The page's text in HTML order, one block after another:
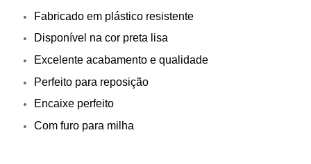
Fabricado em plástico resistente
Disponível na cor preta lisa
Excelente acabamento e qualidade
Perfeito para reposição
Encaixe perfeito
Com furo para milha